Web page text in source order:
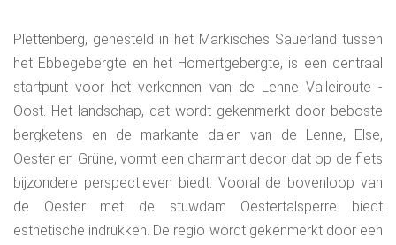
Plettenberg, genesteld in het Märkisches Sauerland tussen
het Ebbegebergte en het Homertgebergte, is een centraal
startpunt voor het verkennen van de Lenne Valleiroute -
Oost. Het landschap, dat wordt gekenmerkt door beboste
bergketens en de markante dalen van de Lenne, Else,
Oester en Grüne, vormt een charmant decor dat op de fiets
bijzondere perspectieven biedt. Vooral de bovenloop van
de Oester met de stuwdam Oestertalsperre biedt
esthetische indrukken. De regio wordt gekenmerkt door een